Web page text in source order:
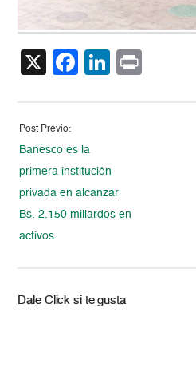
X Facebook
LinkedIn
Post Previo:
Banesco es la
primera institución
privada en alcanzar
Bs. 2.150 millardos en
activos
Dale Click si te gusta